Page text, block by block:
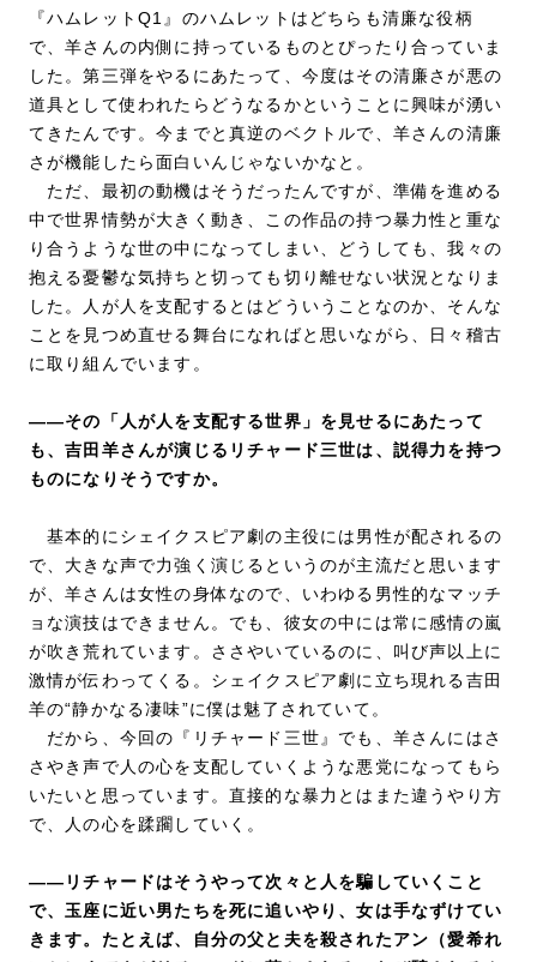
『ハムレットQ1』のハムレットはどちらも清廉な役柄
で、羊さんの内側に持っているものとぴったり合っていま
した。第三弾をやるにあたって、今度はその清廉さが悪の
道具として使われたらどうなるかということに興味が湧い
てきたんです。今までと真逆のベクトルで、羊さんの清廉
さが機能したら面白いんじゃないかなと。
ただ、最初の動機はそうだったんですが、準備を進める
中で世界情勢が大きく動き、この作品の持つ暴力性と重な
り合うような世の中になってしまい、どうしても、我々の
抱える憂鬱な気持ちと切っても切り離せない状況となりま
した。人が人を支配するとはどういうことなのか、そんな
ことを見つめ直せる舞台になればと思いながら、日々稽古
に取り組んでいます。
――その「人が人を支配する世界」を見せるにあたって
も、吉田羊さんが演じるリチャード三世は、説得力を持つ
ものになりそうですか。
基本的にシェイクスピア劇の主役には男性が配されるの
で、大きな声で力強く演じるというのが主流だと思います
が、羊さんは女性の身体なので、いわゆる男性的なマッチ
ョな演技はできません。でも、彼女の中には常に感情の嵐
が吹き荒れています。ささやいているのに、叫び声以上に
激情が伝わってくる。シェイクスピア劇に立ち現れる吉田
羊の“静かなる凄味”に僕は魅了されていて。
だから、今回の『リチャード三世』でも、羊さんにはさ
さやき声で人の心を支配していくような悪党になってもら
いたいと思っています。直接的な暴力とはまた違うやり方
で、人の心を蹂躙していく。
――リチャードはそうやって次々と人を騙していくこと
で、玉座に近い男たちを死に追いやり、女は手なずけてい
きます。たとえば、自分の父と夫を殺されたアン（愛希れ